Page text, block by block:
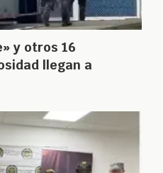
y otros 16
llegan a